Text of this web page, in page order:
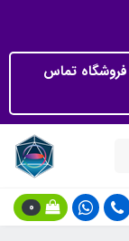
فروشگاه تماس
0